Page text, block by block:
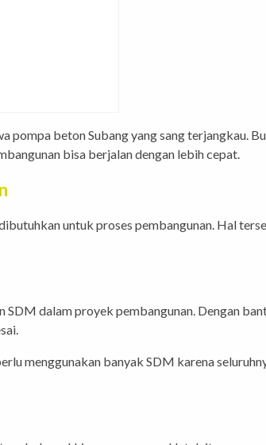
pompa beton Subang yang sang terjangkau.
bisa berjalan dengan lebih cepat.
untuk proses pembangunan. Hal
dalam proyek pembangunan. Dengan
menggunakan banyak SDM karena